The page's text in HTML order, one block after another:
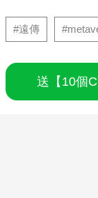
#遠傳
送【10個